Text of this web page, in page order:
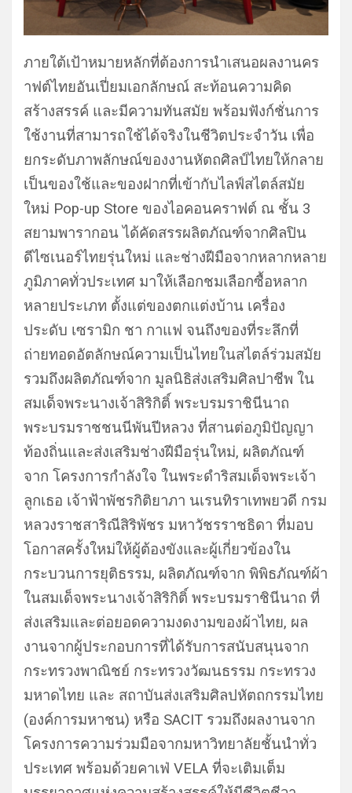
ภายใต้เป้าหมายหลักที่ต้องการนำเสนอผลงานคร
าฟต์ไทยอันเปี่ยมเอกลักษณ์ สะท้อนความคิด
สร้างสรรค์ และมีความทันสมัย พร้อมฟังก์ชั่นการ
ใช้งานที่สามารถใช้ได้จริงในชีวิตประจำวัน เพื่อ
ยกระดับภาพลักษณ์ของงานหัตถศิลป์ไทยให้กลาย
เป็นของใช้และของฝากที่เข้ากับไลฟ์สไตล์สมัย
ใหม่ Pop-up Store ของไอคอนคราฟต์ ณ ชั้น 3
สยามพารากอน ได้คัดสรรผลิตภัณฑ์จากศิลปิน
ดีไซเนอร์ไทยรุ่นใหม่ และช่างฝีมือจากหลากหลาย
ภูมิภาคทั่วประเทศ มาให้เลือกชมเลือกซื้อหลาก
หลายประเภท ตั้งแต่ของตกแต่งบ้าน เครื่อง
ประดับ เซรามิก ชา กาแฟ จนถึงของที่ระลึกที่
ถ่ายทอดอัตลักษณ์ความเป็นไทยในสไตล์ร่วมสมัย
รวมถึงผลิตภัณฑ์จาก มูลนิธิส่งเสริมศิลปาชีพ ใน
สมเด็จพระนางเจ้าสิริกิติ์ พระบรมราชินีนาถ
พระบรมราชชนนีพันปีหลวง ที่สานต่อภูมิปัญญา
ท้องถิ่นและส่งเสริมช่างฝีมือรุ่นใหม่, ผลิตภัณฑ์
จาก โครงการกำลังใจ ในพระดำริสมเด็จพระเจ้า
ลูกเธอ เจ้าฟ้าพัชรกิติยาภา นเรนทิราเทพยวดี กรม
หลวงราชสาริณีสิริพัชร มหาวัชรราชธิดา ที่มอบ
โอกาสครั้งใหม่ให้ผู้ต้องขังและผู้เกี่ยวข้องใน
กระบวนการยุติธรรม, ผลิตภัณฑ์จาก พิพิธภัณฑ์ผ้า
ในสมเด็จพระนางเจ้าสิริกิติ์ พระบรมราชินีนาถ ที่
ส่งเสริมและต่อยอดความงดงามของผ้าไทย, ผล
งานจากผู้ประกอบการที่ได้รับการสนับสนุนจาก
กระทรวงพาณิชย์ กระทรวงวัฒนธรรม กระทรวง
มหาดไทย และ สถาบันส่งเสริมศิลปหัตถกรรมไทย
(องค์การมหาชน) หรือ SACIT รวมถึงผลงานจาก
โครงการความร่วมมือจากมหาวิทยาลัยชั้นนำทั่ว
ประเทศ พร้อมด้วยคาเฟ่ VELA ที่จะเติมเต็ม